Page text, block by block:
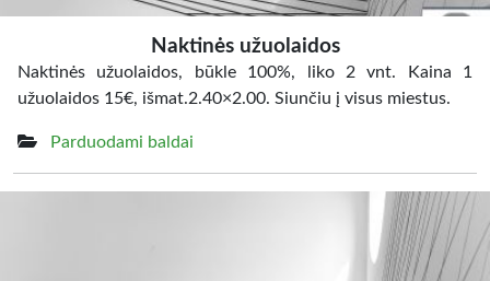
Naktinės užuolaidos
Naktinės užuolaidos, būkle 100%, liko 2 vnt. Kaina 1
užuolaidos 15€, išmat.2.40×2.00. Siunčiu į visus miestus.
Parduodami baldai